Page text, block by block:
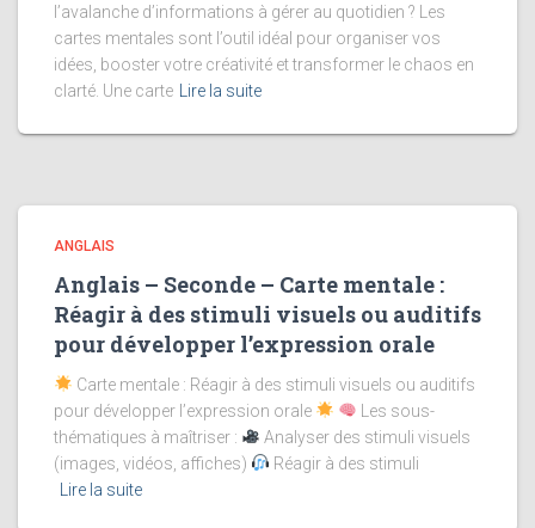
l’avalanche d’informations à gérer au quotidien ? Les
cartes mentales sont l’outil idéal pour organiser vos
idées, booster votre créativité et transformer le chaos en
clarté. Une carte
Lire la suite
ANGLAIS
Anglais – Seconde – Carte mentale :
Réagir à des stimuli visuels ou auditifs
pour développer l’expression orale
Carte mentale : Réagir à des stimuli visuels ou auditifs
pour développer l’expression orale
Les sous-
thématiques à maîtriser :
Analyser des stimuli visuels
(images, vidéos, affiches)
Réagir à des stimuli
Lire la suite